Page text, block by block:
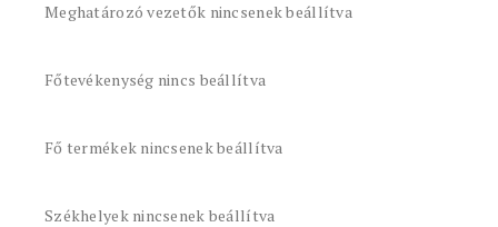
Meghatározó vezetők nincsenek beállítva
Főtevékenység nincs beállítva
Fő termékek nincsenek beállítva
Székhelyek nincsenek beállítva